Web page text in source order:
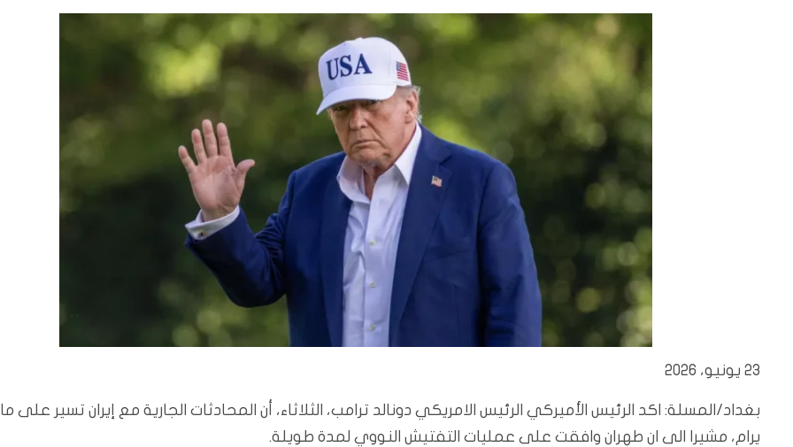
23 يونيو، 2026
بغداد/المسلة: اكد الرئيس الأميركي الرئيس الامريكي دونالد ترامب، الثلاثاء، أن المحادثات الجارية مع إيران تسير على ما
يرام، مشيرا الى ان طهران وافقت على عمليات التفتيش النووي لمدة طويلة.